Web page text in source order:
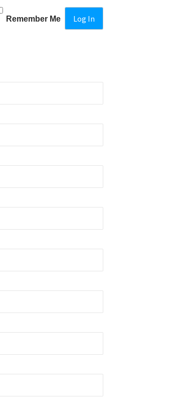
Remember Me